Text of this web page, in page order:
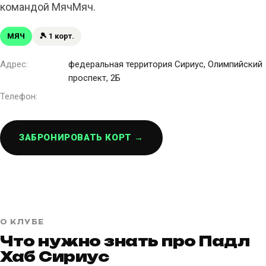
командой МячМяч.
МЯЧ 🎾 1 корт.
Адрес:
федеральная территория Сириус, Олимпийский
проспект, 2Б
Телефон:
ЗАБРОНИРОВАТЬ КОРТ →
О КЛУБЕ
Что нужно знать про Падл
Хаб Сириус